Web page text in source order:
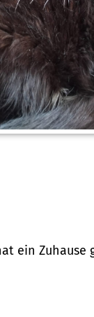
ein Zuhause